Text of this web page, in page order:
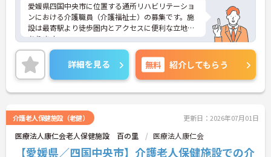
愛媛県四国中央市に位置する通所リハビリテーショ
ンにおける介護職員（介護福祉士）の募集です。施
設は最寄駅より徒歩圏内とアクセスに便利な立地に
あります。
年間休日120日＆就業は16:30までです。プライベー
トとのメリハリのある働き方が可能です。
ご興味のある方には、面接対策ポイントなど、さら
に詳細をご案内しますのでお気軽にご相談くださ
い！
詳細を見る 無料 紹介してもらう
介護老人保健施設（老健） 更新日：2026年07月01日
医療法人康仁会老人保健施設 百の里 医療法人康仁会
【愛媛県／四国中央市】介護老人保健施設での介